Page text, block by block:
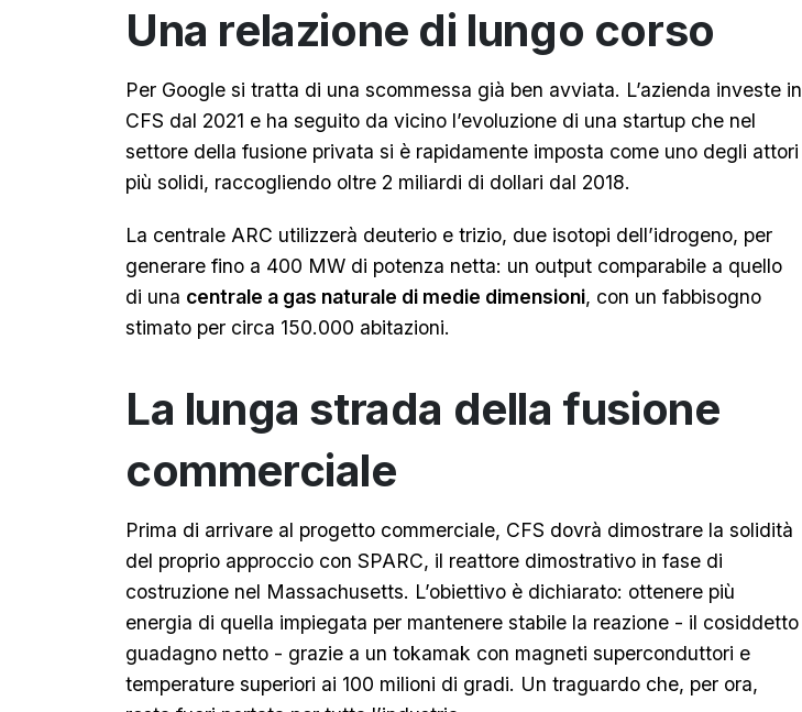
Una relazione di lungo corso
Per Google si tratta di una scommessa già ben avviata. L’azienda investe in
CFS dal 2021 e ha seguito da vicino l’evoluzione di una startup che nel
settore della fusione privata si è rapidamente imposta come uno degli attori
più solidi, raccogliendo oltre 2 miliardi di dollari dal 2018.
La centrale ARC utilizzerà deuterio e trizio, due isotopi dell’idrogeno, per
generare fino a 400 MW di potenza netta: un output comparabile a quello
di una centrale a gas naturale di medie dimensioni, con un fabbisogno
stimato per circa 150.000 abitazioni.
La lunga strada della fusione
commerciale
Prima di arrivare al progetto commerciale, CFS dovrà dimostrare la solidità
del proprio approccio con SPARC, il reattore dimostrativo in fase di
costruzione nel Massachusetts. L’obiettivo è dichiarato: ottenere più
energia di quella impiegata per mantenere stabile la reazione - il cosiddetto
guadagno netto - grazie a un tokamak con magneti superconduttori e
temperature superiori ai 100 milioni di gradi. Un traguardo che, per ora,